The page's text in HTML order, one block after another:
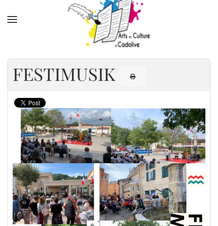
Accéder au contenu principal
FESTIMUSIK